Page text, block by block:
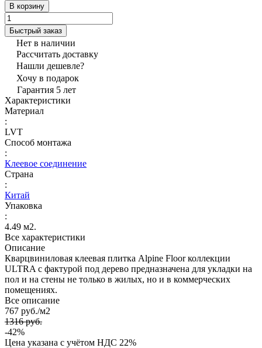
В корзину
Быстрый заказ
Нет в наличии
Рассчитать доставку
Нашли дешевле?
Хочу в подарок
Гарантия 5 лет
Характеристики
Материал
:
LVT
Способ монтажа
:
Клеевое соединение
Страна
:
Китай
Упаковка
:
4.49 м2.
Все характеристики
Описание
Кварцвиниловая клеевая плитка Alpine Floor коллекции
ULTRA с фактурой под дерево предназначена для укладки на
пол и на стены не только в жилых, но и в коммерческих
помещениях.
Все описание
767 руб./м2
1316 руб.
-42%
Цена указана с учётом НДС 22%